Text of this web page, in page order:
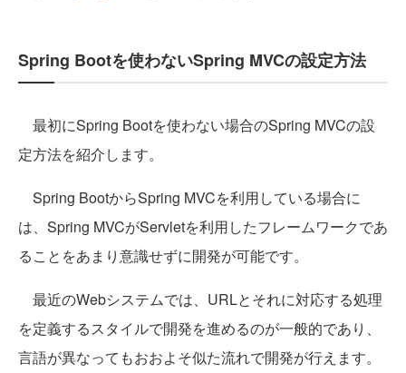
Spring Bootを使わないSpring MVCの設定方法
最初にSpring Bootを使わない場合のSpring MVCの設
定方法を紹介します。
Spring BootからSpring MVCを利用している場合に
は、Spring MVCがServletを利用したフレームワークであ
ることをあまり意識せずに開発が可能です。
最近のWebシステムでは、URLとそれに対応する処理
を定義するスタイルで開発を進めるのが一般的であり、
言語が異なってもおおよそ似た流れで開発が行えます。